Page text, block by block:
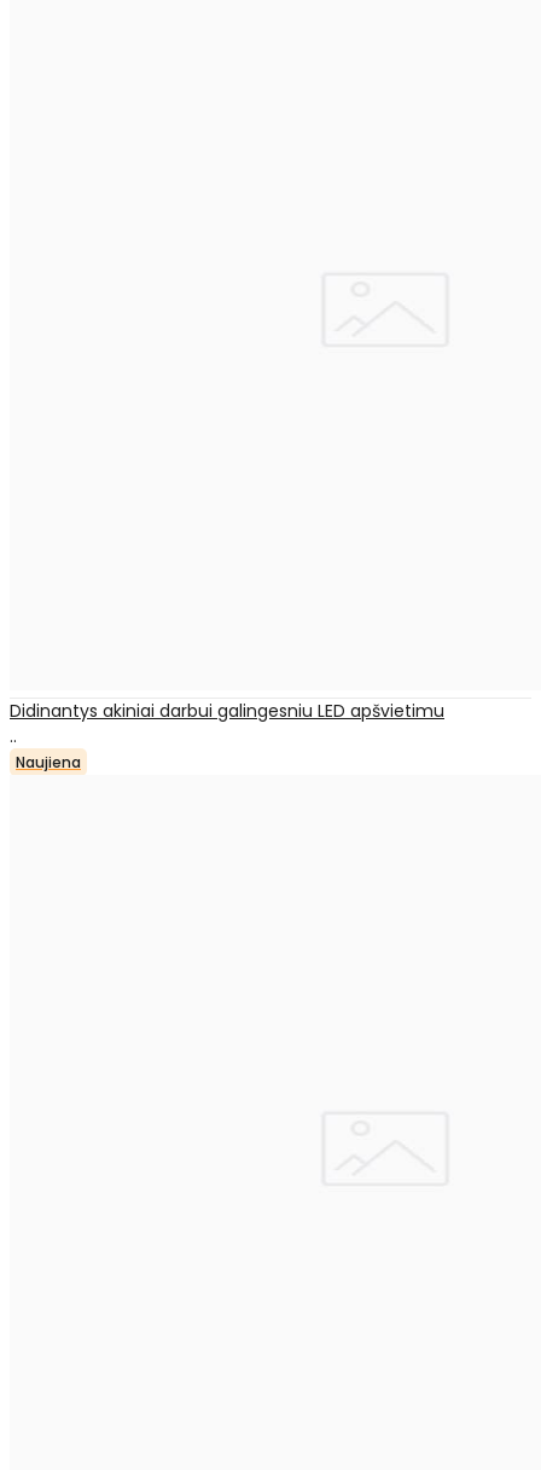
Didinantys akiniai darbui galingesniu LED apšvietimu
..
Naujiena